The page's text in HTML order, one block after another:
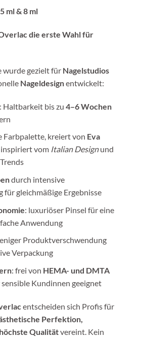
ml & 8 ml
die erste Wahl für
wurde gezielt für Nagelstudios
Nageldesignentwickelt:
Haltbarkeit bis zu 4–6 Wochen
Farbpalette, kreiert von Eva
vom Italian Designund
durch intensive
für gleichmäßige Ergebnisse
: luxuriöser Pinsel für eine
Anwendung
Produktverschwendung
Verpackung
: frei von HEMA- und DMTA
Kundinnen geeignet
entscheiden sich Profis für
Perfektion,
Qualitätvereint. Kein